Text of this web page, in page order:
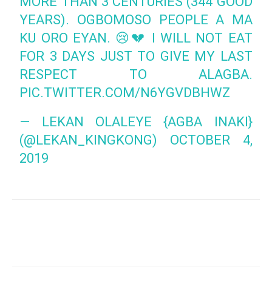
YEARS). OGBOMOSO PEOPLE A MA
KU ORO EYAN. 😢💔 I WILL NOT EAT
FOR 3 DAYS JUST TO GIVE MY LAST
RESPECT TO ALAGBA.
PIC.TWITTER.COM/N6YGVDBHWZ
— LEKAN OLALEYE {AGBA INAKI}
(@LEKAN_KINGKONG) OCTOBER 4,
2019